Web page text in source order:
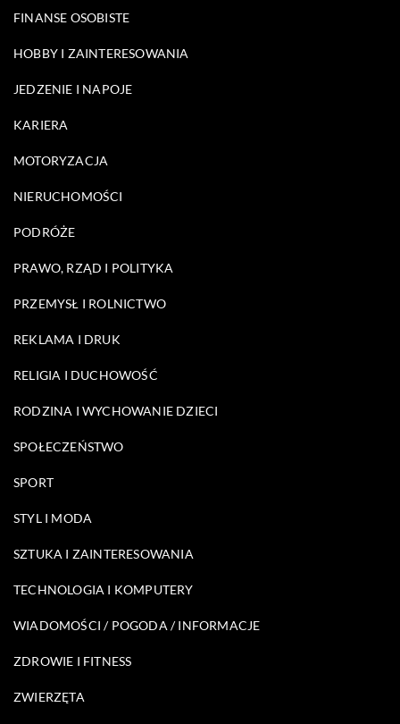
FINANSE OSOBISTE
HOBBY I ZAINTERESOWANIA
JEDZENIE I NAPOJE
KARIERA
MOTORYZACJA
NIERUCHOMOŚCI
PODRÓŻE
PRAWO, RZĄD I POLITYKA
PRZEMYSŁ I ROLNICTWO
REKLAMA I DRUK
RELIGIA I DUCHOWOŚĆ
RODZINA I WYCHOWANIE DZIECI
SPOŁECZEŃSTWO
SPORT
STYL I MODA
SZTUKA I ZAINTERESOWANIA
TECHNOLOGIA I KOMPUTERY
WIADOMOŚCI / POGODA / INFORMACJE
ZDROWIE I FITNESS
ZWIERZĘTA